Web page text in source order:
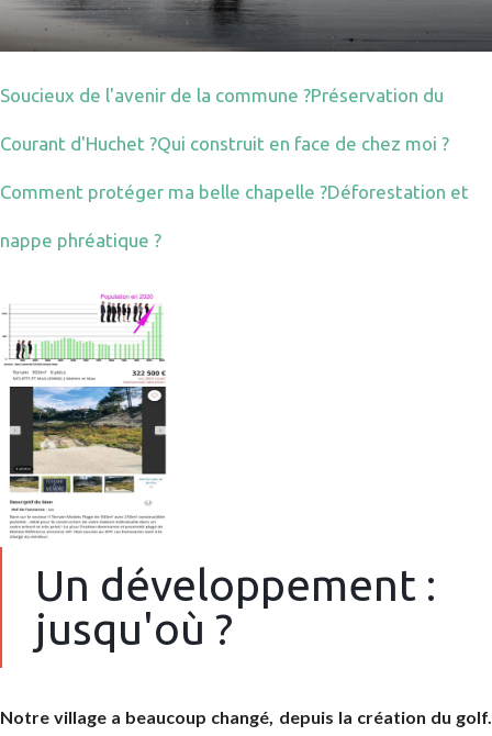
Soucieux de l'avenir de la commune ?Préservation du
Courant d'Huchet ?Qui construit en face de chez moi ?
Comment protéger ma belle chapelle ?Déforestation et
nappe phréatique ?
Un développement :
jusqu'où ?
Notre village a beaucoup changé, depuis la création du golf.